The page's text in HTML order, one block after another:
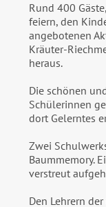
Rund 400
feiern, den
angebotenen
Kräuter-
heraus.
Die schönen
Schülerinnen
dort Gelerntes
Zwei
Baummemory.
verstreut
Den Lehrern